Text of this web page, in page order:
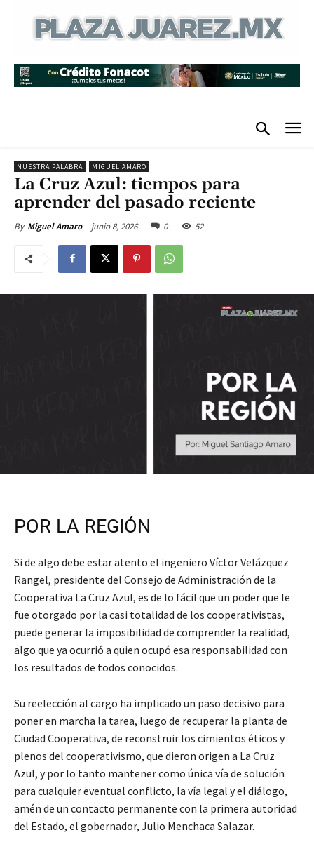
NUESTRA PALABRA MIGUEL AMARO
La Cruz Azul: tiempos para
aprender del pasado reciente
By Miguel Amaro junio 8, 2026 0 52
POR LA REGIÓN
Si de algo debe estar atento el ingeniero Víctor Velázquez
Rangel, presidente del Consejo de Administración de la
Cooperativa La Cruz Azul, es de lo fácil que un poder que le
fue otorgado por la casi totalidad de los cooperativistas,
puede generar la imposibilidad de comprender la realidad,
algo que ya ocurrió a quien ocupó esa responsabilidad con
los resultados de todos conocidos.
Su reelección al cargo ha implicado un paso decisivo para
poner en marcha la tarea, luego de recuperar la planta de
Ciudad Cooperativa, de reconstruir los cimientos éticos y
plenos del cooperativismo, que dieron origen a La Cruz
Azul, y por lo tanto mantener como única vía de solución
para cualquier eventual conflicto, la vía legal y el diálogo,
amén de un contacto permanente con la primera autoridad
del Estado, el gobernador, Julio Menchaca Salazar.